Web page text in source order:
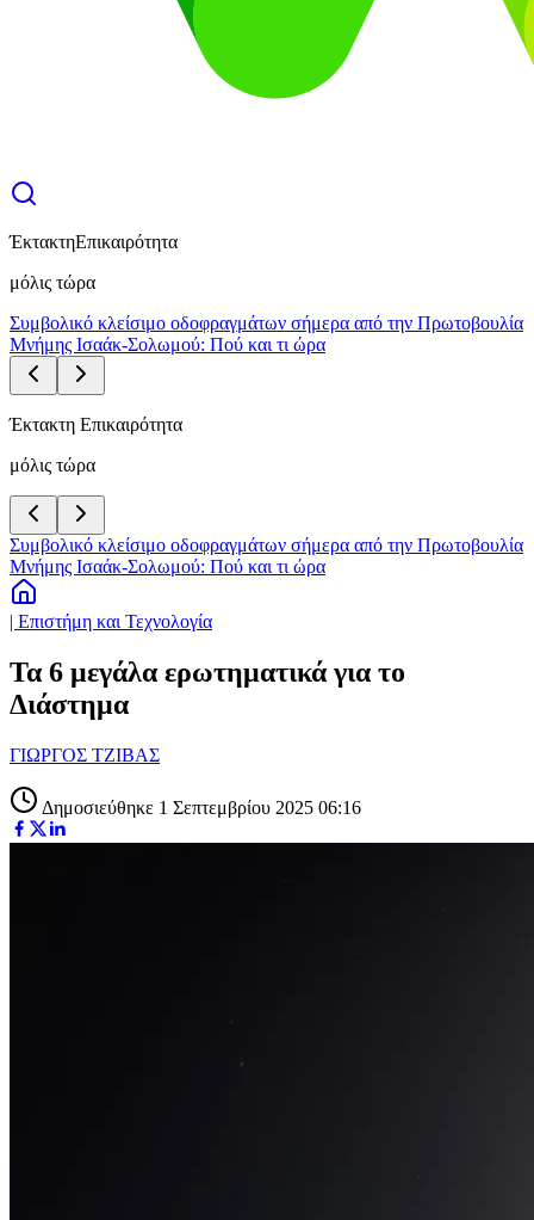
ΈκτακτηΕπικαιρότητα
μόλις τώρα
Συμβολικό κλείσιμο οδοφραγμάτων σήμερα από την Πρωτοβουλία
Μνήμης Ισαάκ-Σολωμού: Πού και τι ώρα
Έκτακτη Επικαιρότητα
μόλις τώρα
Συμβολικό κλείσιμο οδοφραγμάτων σήμερα από την Πρωτοβουλία
Μνήμης Ισαάκ-Σολωμού: Πού και τι ώρα
| Επιστήμη και Τεχνολογία
Τα 6 μεγάλα ερωτηματικά για το
Διάστημα
ΓΙΩΡΓΟΣ ΤΖΙΒΑΣ
Δημοσιεύθηκε 1 Σεπτεμβρίου 2025 06:16